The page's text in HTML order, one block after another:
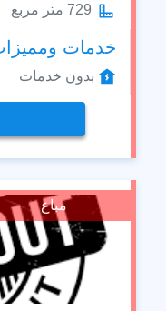
729 متر مربع
خدمات
بدون خدمات
مباع